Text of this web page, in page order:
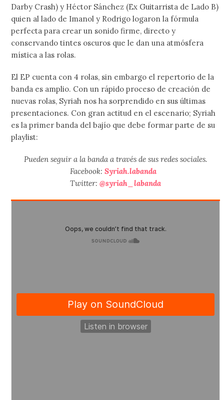
Darby Crash) y Héctor Sánchez (Ex Guitarrista de Lado B)
quien al lado de Imanol y Rodrigo logaron la fórmula
perfecta para crear un sonido firme, directo y
conservando tintes oscuros que le dan una atmósfera
mística a las rolas.
El EP cuenta con 4 rolas, sin embargo el repertorio de la
banda es amplio. Con un rápido proceso de creación de
nuevas rolas, Syriah nos ha sorprendido en sus últimas
presentaciones. Con gran actitud en el escenario; Syriah
es la primer banda del bajío que debe formar parte de su
playlist:
Pueden seguir a la banda a través de sus redes sociales.
Facebook:Syriah.labanda
Twitter:@syriah_labanda